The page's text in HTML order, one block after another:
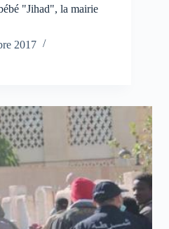
"Jihad", la mairie
2017